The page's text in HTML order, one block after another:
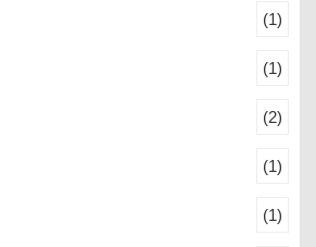
(1)
(1)
(2)
(1)
(1)